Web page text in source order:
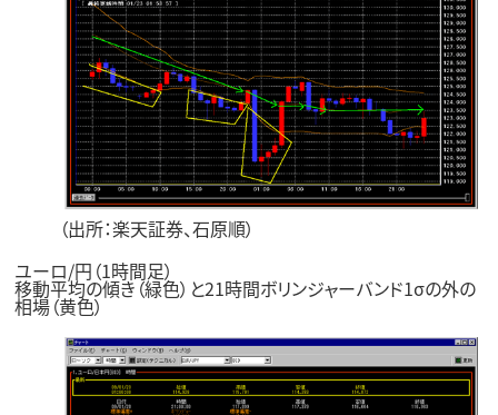
（出所：楽天証券、石原順）
ユーロ/円（1時間足）
移動平均の傾き（緑色）と21時間ボリンジャーバンド1σの外の
相場（黄色）